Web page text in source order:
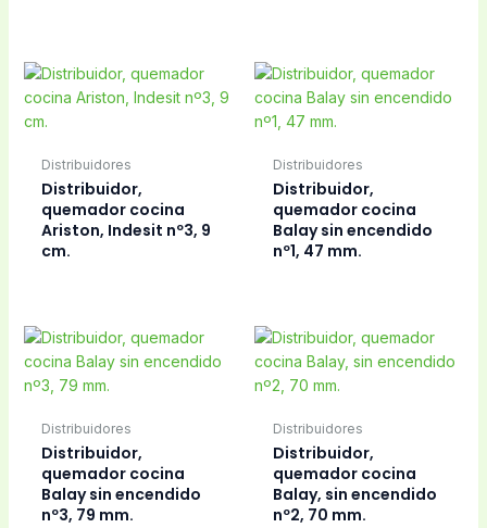
Distribuidores
Distribuidor,
quemador cocina
Ariston, Indesit nº3, 9
cm.
Distribuidores
Distribuidor,
quemador cocina
Balay sin encendido
nº1, 47 mm.
Distribuidores
Distribuidor,
quemador cocina
Balay sin encendido
nº3, 79 mm.
Distribuidores
Distribuidor,
quemador cocina
Balay, sin encendido
nº2, 70 mm.